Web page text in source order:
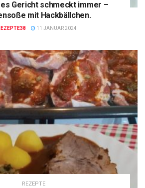
Gericht schmeckt immer –
mit Hackbällchen.
11 JANUAR 2024
REZEPTE